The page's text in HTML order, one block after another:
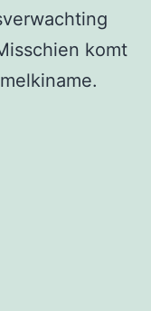
komt